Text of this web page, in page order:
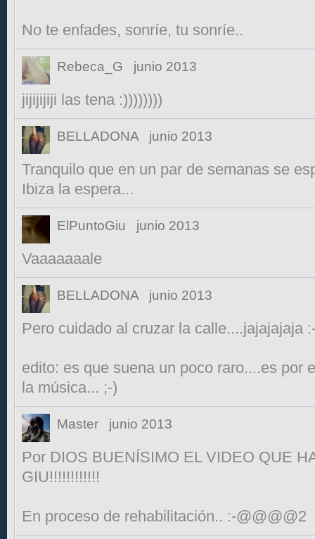
No te enfades, sonríe, tu sonríe..
Rebeca_G junio 2013
jijijijiji las tena :))))))))
BELLADONA junio 2013
Tranquilo que en un par de semanas se
Ibiza la espera...
ElPuntoGiu junio 2013
Vaaaaaaale
BELLADONA junio 2013
Pero cuidado al cruzar la calle....jajajajaja
edito: es que suena un poco raro....es por
la música... ;-)
Master junio 2013
Por DIOS BUENÍSIMO EL VIDEO QUE
GIU!!!!!!!!!!!!
En proceso de rehabilitación.. :-@@@@2